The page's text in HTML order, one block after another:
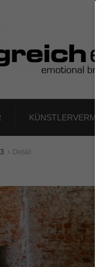
 Detail